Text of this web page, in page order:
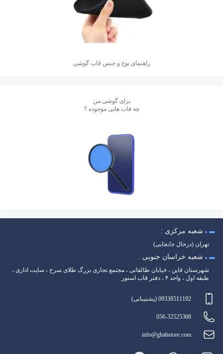
راهنمای نوع و جنس قاب گوشی
برای گوشی من
چه قاب هایی موجوده ؟
شعبه مرکزی :
تهران (درحال جابجایی)
شعبه خراسان جنوبی :
شهرستان قاین ، خیابان طالقانی ، مجتمع تجاری بزرگ طلای سرخ ، سایت اداری ،
طبقه اول ، واحد ۴ ، دفتر قاب استور
09338511192 (پشتیبانی)
056-32525368
info@ghabstore.com